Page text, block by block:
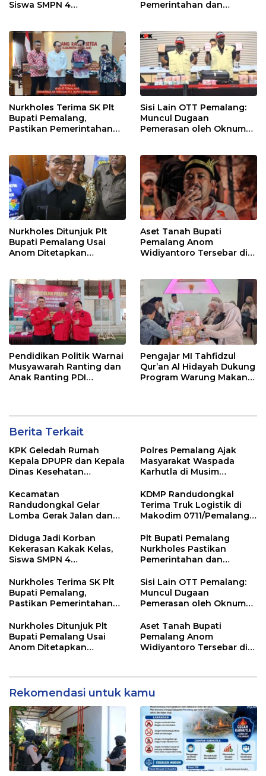
Siswa SMPN 4
Pemerintahan dan
Nurkholes Terima SK Plt
Bupati Pemalang,
Pastikan Pemerintahan
Sisi Lain OTT Pemalang:
Muncul Dugaan
Pemerasan oleh Oknum
Nurkholes Ditunjuk Plt
Bupati Pemalang Usai
Anom Ditetapkan
Aset Tanah Bupati
Pemalang Anom
Widiyantoro Tersebar di
Pendidikan Politik Warnai
Musyawarah Ranting dan
Anak Ranting PDI
Pengajar MI Tahfidzul
Qur’an Al Hidayah Dukung
Program Warung Makan
Berita Terkait
KPK Geledah Rumah
Kepala DPUPR dan Kepala
Dinas Kesehatan
Polres Pemalang Ajak
Masyarakat Waspada
Karhutla di Musim
Kecamatan
Randudongkal Gelar
Lomba Gerak Jalan dan
HUT RI ke-81
KDMP Randudongkal
Terima Truk Logistik di
Makodim 0711/Pemalang
Desa
Diduga Jadi Korban
Kekerasan Kakak Kelas,
Siswa SMPN 4
Dunia
Plt Bupati Pemalang
Nurkholes Pastikan
Pemerintahan dan
Berjalan
Nurkholes Terima SK Plt
Bupati Pemalang,
Pastikan Pemerintahan
Sisi Lain OTT Pemalang:
Muncul Dugaan
Pemerasan oleh Oknum
Nurkholes Ditunjuk Plt
Bupati Pemalang Usai
Anom Ditetapkan
Aset Tanah Bupati
Pemalang Anom
Widiyantoro Tersebar di
Rekomendasi untuk kamu